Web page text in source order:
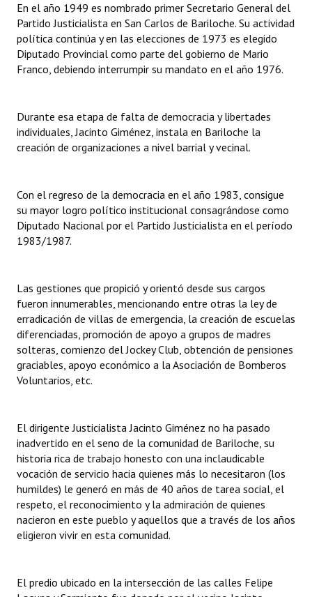
Antiguos Pobladores
Noticias Destacadas
Registros y Distinciones
Premio al Mérito - Registro
Audiencias Públicas - Registro
Periodistas Decanos - Registro
Ciudadano Ilustre - Registro
Huéspedes de Honor - Registro
Antiguos Pobladores - Registro
Reconocimientos - Registro
Bariloche, Municipio intercultural
REFORMA DE LA CARTA ORGÁNICA
En el año 1949 es nombrado primer Secretario General del
Partido Justicialista en San Carlos de Bariloche. Su actividad
política continúa y en las elecciones de 1973 es elegido
Diputado Provincial como parte del gobierno de Mario
Franco, debiendo interrumpir su mandato en el año 1976.
Durante esa etapa de falta de democracia y libertades
individuales, Jacinto Giménez, instala en Bariloche la
creación de organizaciones a nivel barrial y vecinal.
Con el regreso de la democracia en el año 1983, consigue
su mayor logro político institucional consagrándose como
Diputado Nacional por el Partido Justicialista en el período
1983/1987.
Las gestiones que propició y orientó desde sus cargos
fueron innumerables, mencionando entre otras la ley de
erradicación de villas de emergencia, la creación de escuelas
diferenciadas, promoción de apoyo a grupos de madres
solteras, comienzo del Jockey Club, obtención de pensiones
graciables, apoyo económico a la Asociación de Bomberos
Voluntarios, etc.
El dirigente Justicialista Jacinto Giménez no ha pasado
inadvertido en el seno de la comunidad de Bariloche, su
historia rica de trabajo honesto con una inclaudicable
vocación de servicio hacia quienes más lo necesitaron (los
humildes) le generó en más de 40 años de tarea social, el
respeto, el reconocimiento y la admiración de quienes
nacieron en este pueblo y aquellos que a través de los años
eligieron vivir en esta comunidad.
El predio ubicado en la intersección de las calles Felipe